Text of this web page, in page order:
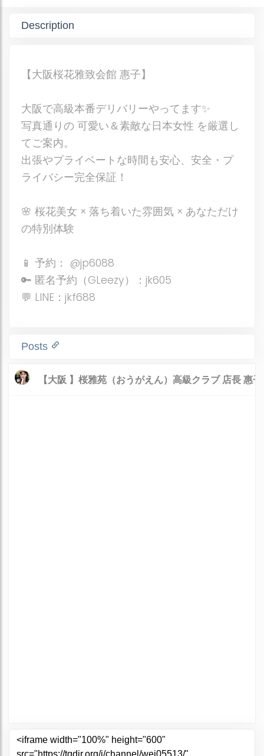
Description
【大阪桜花雅致会館 惠子】
大阪で高級本番デリバリーやってます✨
写真通りの 可愛い＆素敵な日本女性 を厳選し
てご案内。
出張やプライベートな時間も安心、安全・プ
ライバシー完全保証！
🌸 桜花美女 × 落ち着いた雰囲気 × あなただけ
の特別体験
📱 予約： @jp6088
🔑 匿名予約（GLeezy）：jk605
💬 LINE：jkf688
Posts